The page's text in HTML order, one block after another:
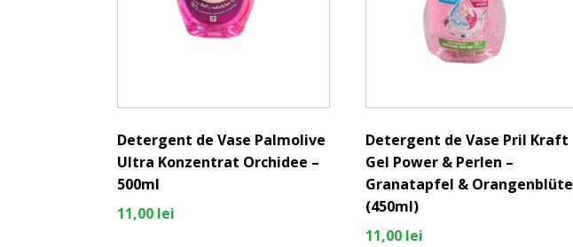
Detergent de Vase Palmolive
Ultra Konzentrat Orchidee –
500ml
11,00 lei
Detergent de Vase Pril Kraft
Gel Power & Perlen –
Granatapfel & Orangenblüte
(450ml)
11,00 lei